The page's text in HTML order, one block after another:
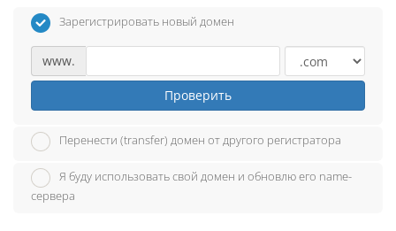
Зарегистрировать новый домен
www.
Проверить
Перенести (transfer) домен от другого регистратора
Я буду использовать свой домен и обновлю его name-
сервера